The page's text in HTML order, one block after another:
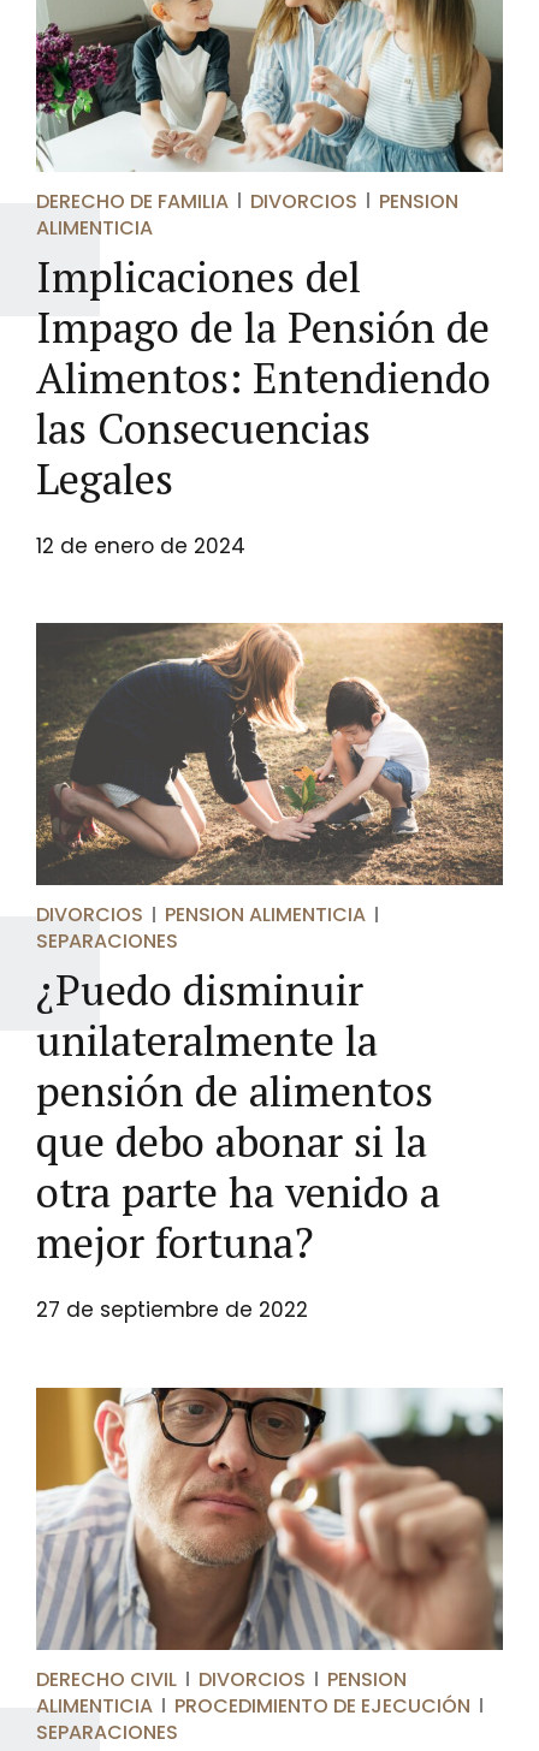
DERECHO DE FAMILIA DIVORCIOS
PENSION
ALIMENTICIA
Implicaciones del
Impago de la Pensión de
Alimentos: Entendiendo
las Consecuencias
Legales
12 de enero de 2024
DIVORCIOS
PENSION ALIMENTICIA
SEPARACIONES
¿Puedo disminuir
unilateralmente la
pensión de alimentos
que debo abonar si la
otra parte ha venido a
mejor fortuna?
27 de septiembre de 2022
DERECHO CIVIL DIVORCIOS
PENSION
ALIMENTICIA
PROCEDIMIENTO DE EJECUCIÓN
SEPARACIONES